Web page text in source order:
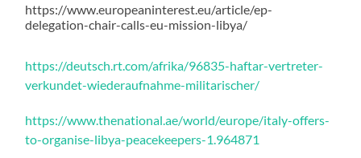
https://www.europeaninterest.eu/article/ep-
delegation-chair-calls-eu-mission-libya/
https://deutsch.rt.com/afrika/96835-haftar-vertreter-
verkundet-wiederaufnahme-militarischer/
https://www.thenational.ae/world/europe/italy-offers-
to-organise-libya-peacekeepers-1.964871